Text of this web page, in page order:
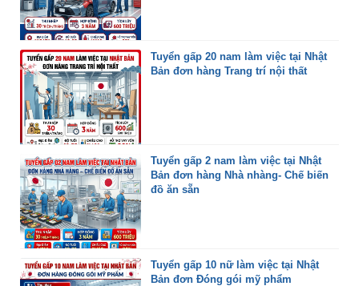
Tuyển gấp 20 nam làm việc tại Nhật
Bản đơn hàng Trang trí nội thất
Tuyển gấp 2 nam làm việc tại Nhật
Bản đơn hàng Nhà nhàng- Chế biến
đồ ăn sẵn
Tuyển gấp 10 nữ làm việc tại Nhật
Bản đơn Đóng gói mỹ phẩm